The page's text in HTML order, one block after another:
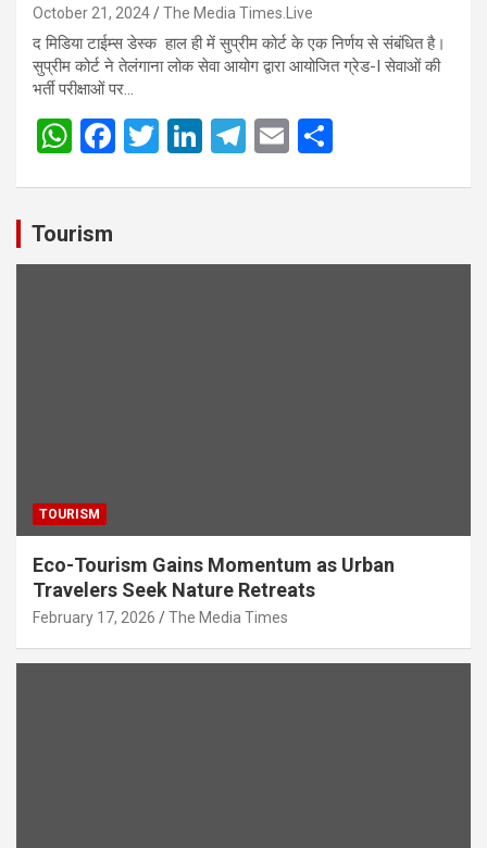
October 21, 2024 The Media Times.Live
द मिडिया टाईम्स डेस्क हाल ही में सुप्रीम कोर्ट के एक निर्णय से संबंधित है।
सुप्रीम कोर्ट ने तेलंगाना लोक सेवा आयोग द्वारा आयोजित ग्रेड-I सेवाओं की
भर्ती परीक्षाओं पर…
W
s
A
F
o
T
Li
n
T
a
E
Tourism
TOURISM
Eco-Tourism Gains Momentum as Urban
Travelers Seek Nature Retreats
February 17, 2026 The Media Times